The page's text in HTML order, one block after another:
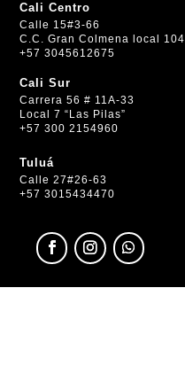
Cali Centro
Calle 15#3-66
C.C. Gran Colmena local 104
+57 3045612675
Cali Sur
Carrera 56 # 11A-33
Local 7 “Las Pilas”
+57 300 2154960
Tuluá
Calle 27#26-63
+57 3015434470